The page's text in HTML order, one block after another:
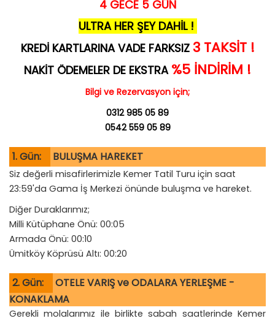
4 GECE 5 GÜN
ULTRA HER ŞEY DAHİL !
KREDİ KARTLARINA VADE FARKSIZ 3 TAKSİT !
NAKİT ÖDEMELER DE EKSTRA %5 İNDİRİM !
Bilgi ve Rezervasyon için;
0312 985 05 89
0542 559 05 89
1. Gün: BULUŞMA HAREKET
Siz değerli misafirlerimizle Kemer Tatil Turu için saat
23:59'da Gama İş Merkezi önünde buluşma ve hareket.
Diğer Duraklarımız;
Milli Kütüphane Önü: 00:05
Armada Önü: 00:10
Ümitköy Köprüsü Altı: 00:20
2. Gün:
OTELE VARIŞ ve ODALARA YERLEŞME -
KONAKLAMA
Gerekli molalarımız ile birlikte sabah saatlerinde Kemer